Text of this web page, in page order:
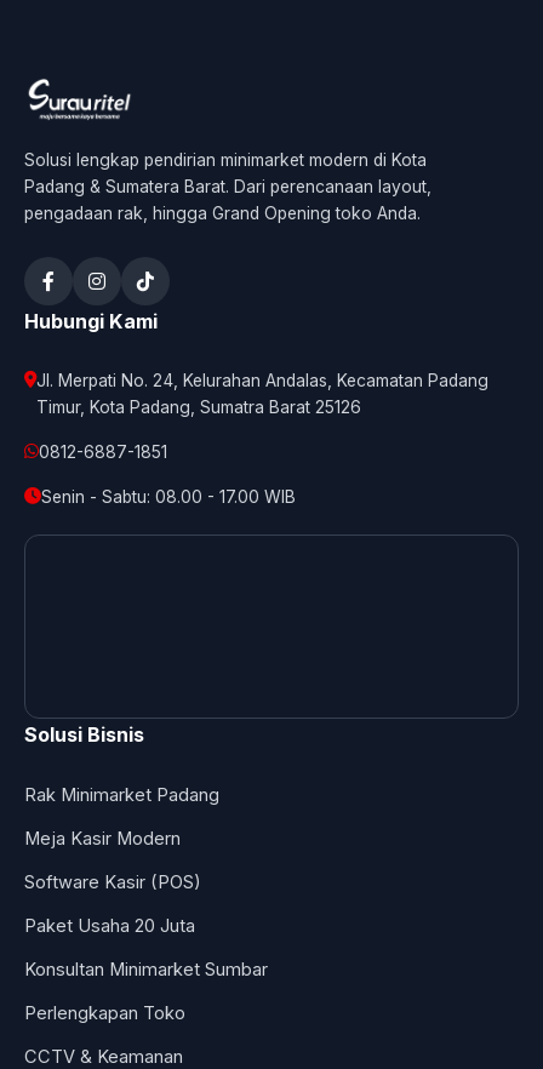
Solusi lengkap pendirian minimarket modern di Kota
Padang & Sumatera Barat. Dari perencanaan layout,
pengadaan rak, hingga Grand Opening toko Anda.
Hubungi Kami
Jl. Merpati No. 24, Kelurahan Andalas, Kecamatan Padang
Timur, Kota Padang, Sumatra Barat 25126
0812-6887-1851
Senin - Sabtu: 08.00 - 17.00 WIB
Solusi Bisnis
Rak Minimarket Padang
Meja Kasir Modern
Software Kasir (POS)
Paket Usaha 20 Juta
Konsultan Minimarket Sumbar
Perlengkapan Toko
CCTV & Keamanan